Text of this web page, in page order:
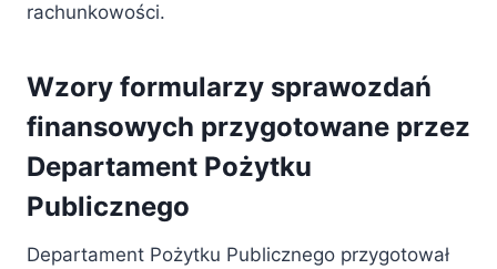
rachunkowości.
Wzory formularzy sprawozdań
finansowych przygotowane przez
Departament Pożytku
Publicznego
Departament Pożytku Publicznego przygotował